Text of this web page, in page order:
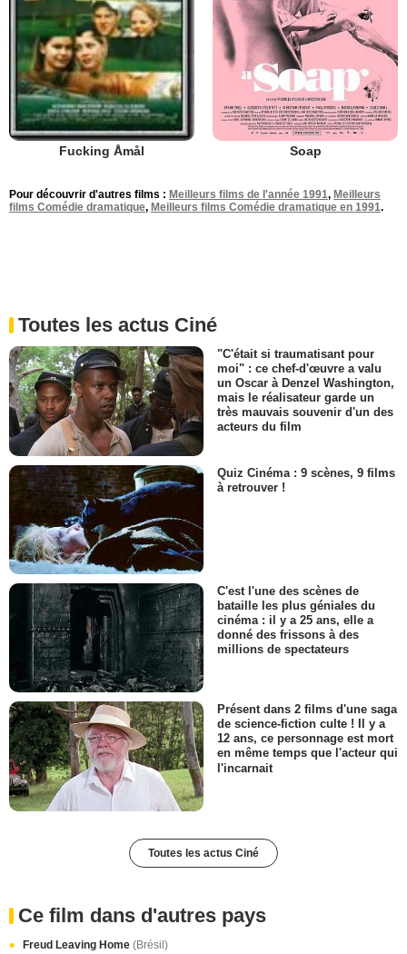
Fucking Åmål Soap
Pour découvrir d'autres films : Meilleurs films de l'année 1991, Meilleurs
films Comédie dramatique, Meilleurs films Comédie dramatique en 1991.
Toutes les actus Ciné
"C'était si traumatisant pour
moi" : ce chef-d'œuvre a valu
un Oscar à Denzel Washington,
mais le réalisateur garde un
très mauvais souvenir d'un des
acteurs du film
Quiz Cinéma : 9 scènes, 9 films
à retrouver !
C'est l'une des scènes de
bataille les plus géniales du
cinéma : il y a 25 ans, elle a
donné des frissons à des
millions de spectateurs
Présent dans 2 films d'une saga
de science-fiction culte ! Il y a
12 ans, ce personnage est mort
en même temps que l'acteur qui
l'incarnait
Toutes les actus Ciné
Ce film dans d'autres pays
Freud Leaving Home (Brésil)